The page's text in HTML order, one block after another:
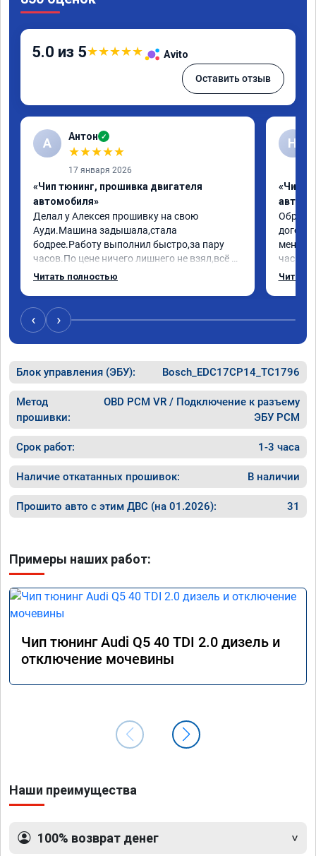
5.0 из 5★★★★★ Avito
Оставить отзыв
А Антон ✓
★★★★★
17 января 2026
«Чип тюнинг, прошивка двигателя
автомобиля»
Делал у Алексея прошивку на свою
Ауди.Машина задышала,стала
бодрее.Работу выполнил быстро,за пару
часов.По цене ничего лишнего не взял,всё
как договаривались заранее.После работы
случае поломки авто.Однозначно
рекомендую Алексея как грамотного
специалиста!
Читать полностью
Н
«Чип
меня
час
Арман
Читать
‹ ›
Блок управления (ЭБУ): Bosch_EDC17CP14_TC1796
Метод
прошивки:
OBD PCM VR / Подключение к разъему
ЭБУ PCM
Срок работ: 1-3 часа
Наличие откатанных прошивок: В наличии
Прошито авто с этим ДВС (на 01.2026): 31
Примеры наших работ:
Чип тюнинг Audi Q5 40 TDI 2.0 дизель и
отключение мочевины
Наши преимущества
100% возврат денег